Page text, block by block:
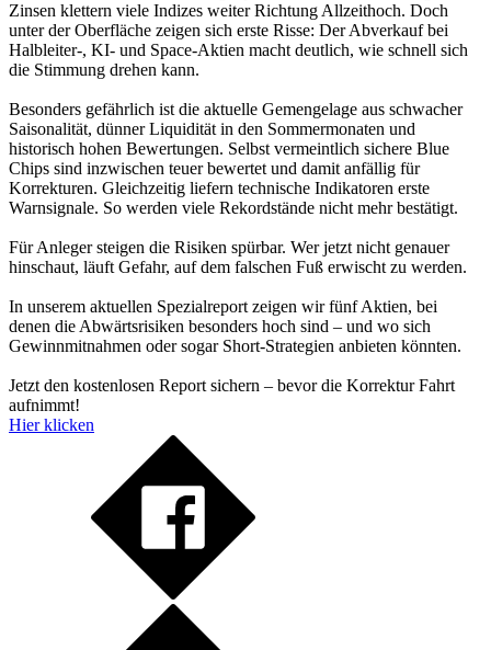
Zinsen klettern viele Indizes weiter Richtung Allzeithoch. Doch
unter der Oberfläche zeigen sich erste Risse: Der Abverkauf bei
Halbleiter-, KI- und Space-Aktien macht deutlich, wie schnell sich
die Stimmung drehen kann.
Besonders gefährlich ist die aktuelle Gemengelage aus schwacher
Saisonalität, dünner Liquidität in den Sommermonaten und
historisch hohen Bewertungen. Selbst vermeintlich sichere Blue
Chips sind inzwischen teuer bewertet und damit anfällig für
Korrekturen. Gleichzeitig liefern technische Indikatoren erste
Warnsignale. So werden viele Rekordstände nicht mehr bestätigt.
Für Anleger steigen die Risiken spürbar. Wer jetzt nicht genauer
hinschaut, läuft Gefahr, auf dem falschen Fuß erwischt zu werden.
In unserem aktuellen Spezialreport zeigen wir fünf Aktien, bei
denen die Abwärtsrisiken besonders hoch sind – und wo sich
Gewinnmitnahmen oder sogar Short-Strategien anbieten könnten.
Jetzt den kostenlosen Report sichern – bevor die Korrektur Fahrt
aufnimmt!
Hier klicken